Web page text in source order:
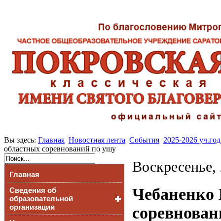
Вы здесь: Главная Новостная лента События 2025-2026 уч.год
областных соревнований по ушу
Главная
Сведения об
образовательной
организации
Чебаненко